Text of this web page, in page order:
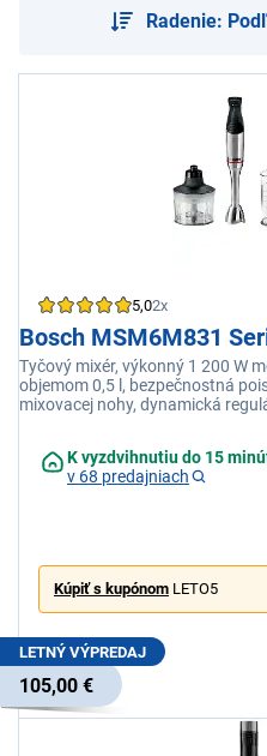
Radenie:
5,02x
Bosch MSM6M831
Tyčový mixér, výkonný 1 200 W
objemom 0,5 l, bezpečnostná
mixovacej nohy, dynamická
K vyzdvihnutiu do 15
v 68 predajniach
Kúpiť s kupónom LETO5
LETNÝ VÝPREDAJ
105,00 €